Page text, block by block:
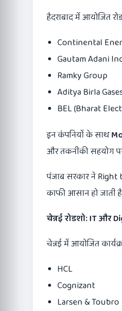
हैदराबाद में आयोजित
Continental
Gautam Adani
Ramky Group
Aditya Birla
BEL (Bharat
इन कंपनियों के साथ
और तकनीकी सहयोग पर
पंजाब सरकार ने Right
काफी आसान हो जाती
चेन्नई रोडशो:ITऔर
चेन्नई में आयोजित
HCL
Cognizant
Larsen & Toubro